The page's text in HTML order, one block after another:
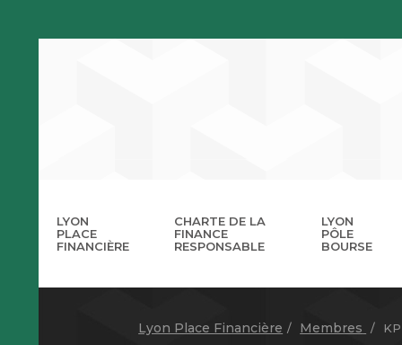
LYON
PLACE
FINANCIÈRE
La
CHARTE DE LA
FINANCE
RESPONSABLE
LYON
PÔLE
BOURSE
Lyon Place Financière Membres